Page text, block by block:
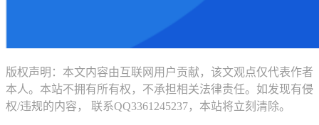
版权声明：本文内容由互联网用户贡献，该文观点仅代表作者
本人。本站不拥有所有权，不承担相关法律责任。如发现有侵
权/违规的内容， 联系QQ3361245237，本站将立刻清除。